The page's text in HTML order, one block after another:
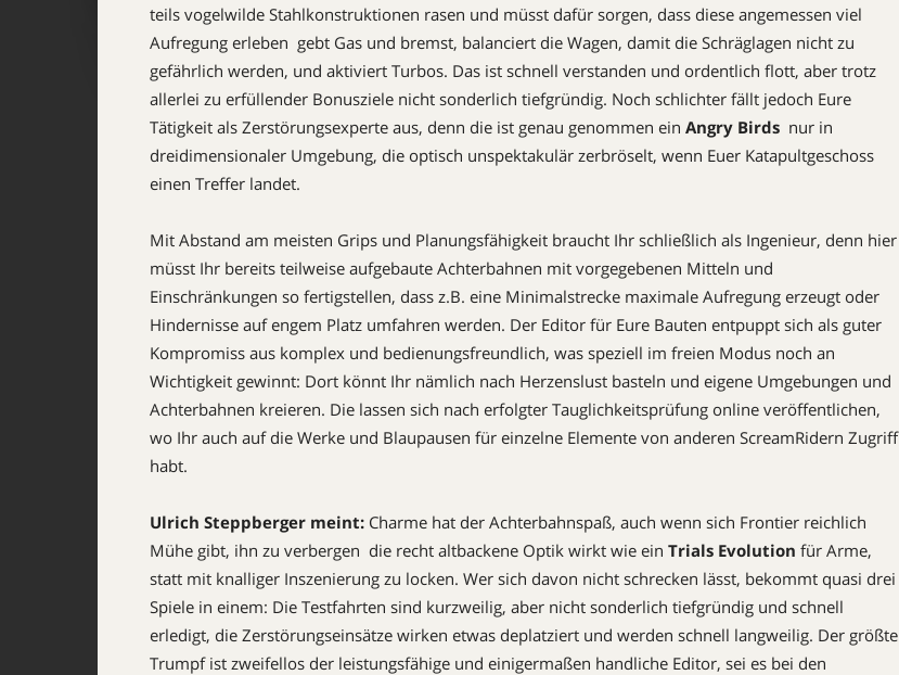
teils vogelwilde Stahlkonstruktionen rasen und müsst dafür sorgen, dass diese angemessen viel
Aufregung erleben  gebt Gas und bremst, balanciert die Wagen, damit die Schräglagen nicht zu
gefährlich werden, und aktiviert Turbos. Das ist schnell verstanden und ordentlich flott, aber trotz
allerlei zu erfüllender Bonusziele nicht sonderlich tiefgründig. Noch schlichter fällt jedoch Eure
Tätigkeit als Zerstörungsexperte aus, denn die ist genau genommen ein Angry Birds  nur in
dreidimensionaler Umgebung, die optisch unspektakulär zerbröselt, wenn Euer Katapultgeschoss
einen Treffer landet.
Mit Abstand am meisten Grips und Planungsfähigkeit braucht Ihr schließlich als Ingenieur, denn hier
müsst Ihr bereits teilweise aufgebaute Achterbahnen mit vorgegebenen Mitteln und
Einschränkungen so fertigstellen, dass z.B. eine Minimalstrecke maximale Aufregung erzeugt oder
Hindernisse auf engem Platz umfahren werden. Der Editor für Eure Bauten entpuppt sich als guter
Kompromiss aus komplex und bedienungsfreundlich, was speziell im freien Modus noch an
Wichtigkeit gewinnt: Dort könnt Ihr nämlich nach Herzenslust basteln und eigene Umgebungen und
Achterbahnen kreieren. Die lassen sich nach erfolgter Tauglichkeitsprüfung online veröffentlichen,
wo Ihr auch auf die Werke und Blaupausen für einzelne Elemente von anderen ScreamRidern Zugriff
habt.
Ulrich Steppberger meint: Charme hat der Achterbahnspaß, auch wenn sich Frontier reichlich
Mühe gibt, ihn zu verbergen  die recht altbackene Optik wirkt wie ein Trials Evolution für Arme,
statt mit knalliger Inszenierung zu locken. Wer sich davon nicht schrecken lässt, bekommt quasi drei
Spiele in einem: Die Testfahrten sind kurzweilig, aber nicht sonderlich tiefgründig und schnell
erledigt, die Zerstörungseinsätze wirken etwas deplatziert und werden schnell langweilig. Der größte
Trumpf ist zweifellos der leistungsfähige und einigermaßen handliche Editor, sei es bei den